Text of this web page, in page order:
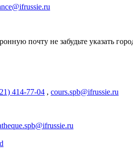
почту не забудьте указать
414-77-04 , cours.spb@ifrussie.ru